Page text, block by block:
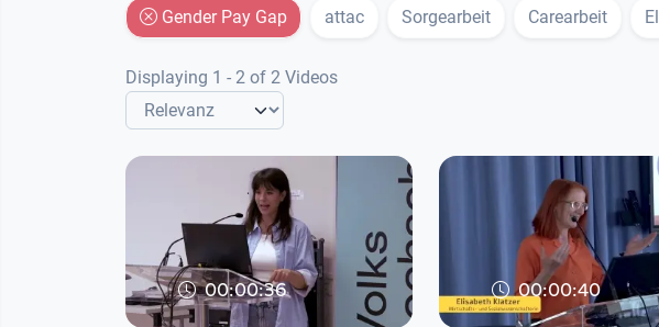
Gender Pay Gap attac Sorgearbeit Carearbeit
Displaying 1 - 2 of 2 Videos
00:00:36 00:00:40